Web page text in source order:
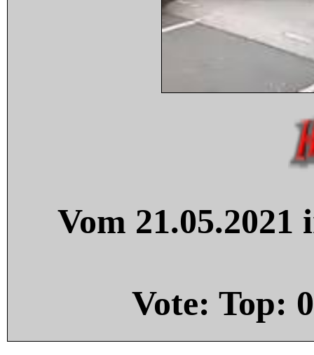
Vom
Vote: Top: 0